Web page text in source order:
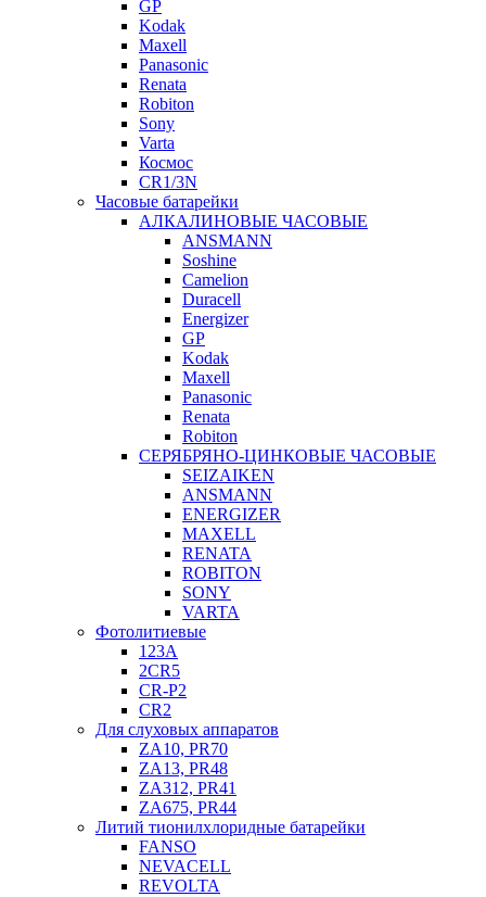
GP
Kodak
Maxell
Panasonic
Renata
Robiton
Sony
Varta
Космос
CR1/3N
Часовые батарейки
АЛКАЛИНОВЫЕ ЧАСОВЫЕ
ANSMANN
Soshine
Camelion
Duracell
Energizer
GP
Kodak
Maxell
Panasonic
Renata
Robiton
СЕРЯБРЯНО-ЦИНКОВЫЕ ЧАСОВЫЕ
SEIZAIKEN
ANSMANN
ENERGIZER
MAXELL
RENATA
ROBITON
SONY
VARTA
Фотолитиевые
123A
2CR5
CR-P2
CR2
Для слуховых аппаратов
ZA10, PR70
ZA13, PR48
ZA312, PR41
ZA675, PR44
Литий тионилхлоридные батарейки
FANSO
NEVACELL
REVOLTA